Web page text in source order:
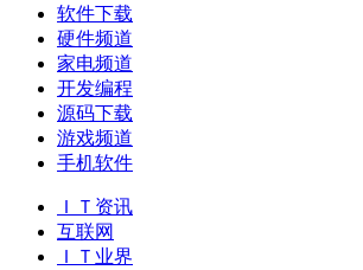
软件下载
硬件频道
家电频道
开发编程
源码下载
游戏频道
手机软件
ＩＴ资讯
互联网
ＩＴ业界